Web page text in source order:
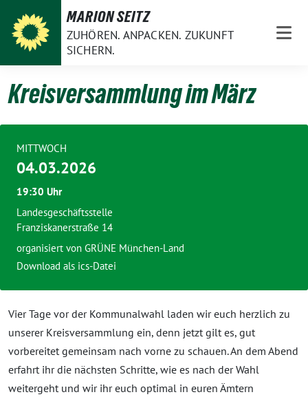
zum
Inhalt
MARION SEITZ
ZUHÖREN. ANPACKEN. ZUKUNFT
SICHERN.
Kreisversammlung im März
Vier Tage vor der Kommunalwahl laden wir euch herzlich zu
unserer Kreisversammlung ein, denn jetzt gilt es, gut
vorbereitet gemeinsam nach vorne zu schauen. An dem Abend
erfahrt ihr die nächsten Schritte, wie es nach der Wahl
weitergeht und wir ihr euch optimal in euren Ämtern
MITTWOCH
04.03.2026
19:30 Uhr
Landesgeschäftsstelle
Franziskanerstraße 14
organisiert von GRÜNE München-Land
Download als ics-Datei